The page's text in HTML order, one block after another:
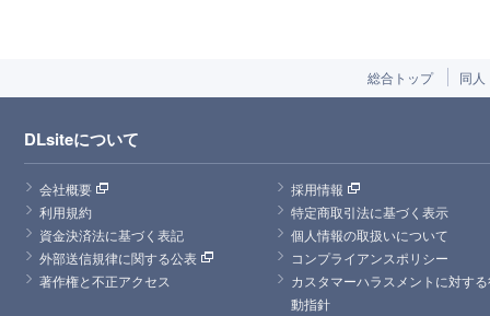
総合トップ 同人
DLsiteについて
会社概要
採用情報
利用規約
特定商取引法に基づく表示
資金決済法に基づく表記
個人情報の取扱いについて
外部送信規律に関する公表
コンプライアンスポリシー
著作権と不正アクセス
カスタマーハラスメントに対す
動指針